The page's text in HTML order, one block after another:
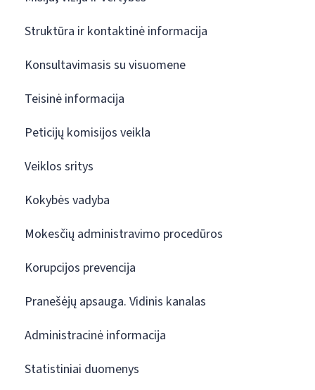
Struktūra ir kontaktinė informacija
Konsultavimasis su visuomene
Teisinė informacija
Peticijų komisijos veikla
Veiklos sritys
Kokybės vadyba
Mokesčių administravimo procedūros
Korupcijos prevencija
Pranešėjų apsauga. Vidinis kanalas
Administracinė informacija
Statistiniai duomenys